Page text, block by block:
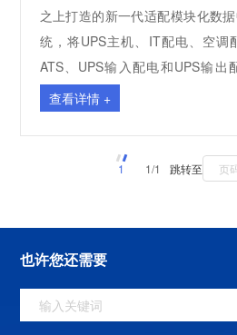
之上打造的新一代适配模块化数
统，将UPS主机、IT配电、空调
ATS、UPS输入配电和UPS输出
中，具备简单易维护、可靠性高
数据中心负载提供安全、稳定、纯
域：广泛应用于中小型数据中心
场景。涉及金融、政府、电信、
部署，功率模块、旁路模块均
UPS、UPS输入输出柜、精密配
地面积和安装工时可配置热插拔
查看详情 +
1 1/1 跳转至
也许您还需要